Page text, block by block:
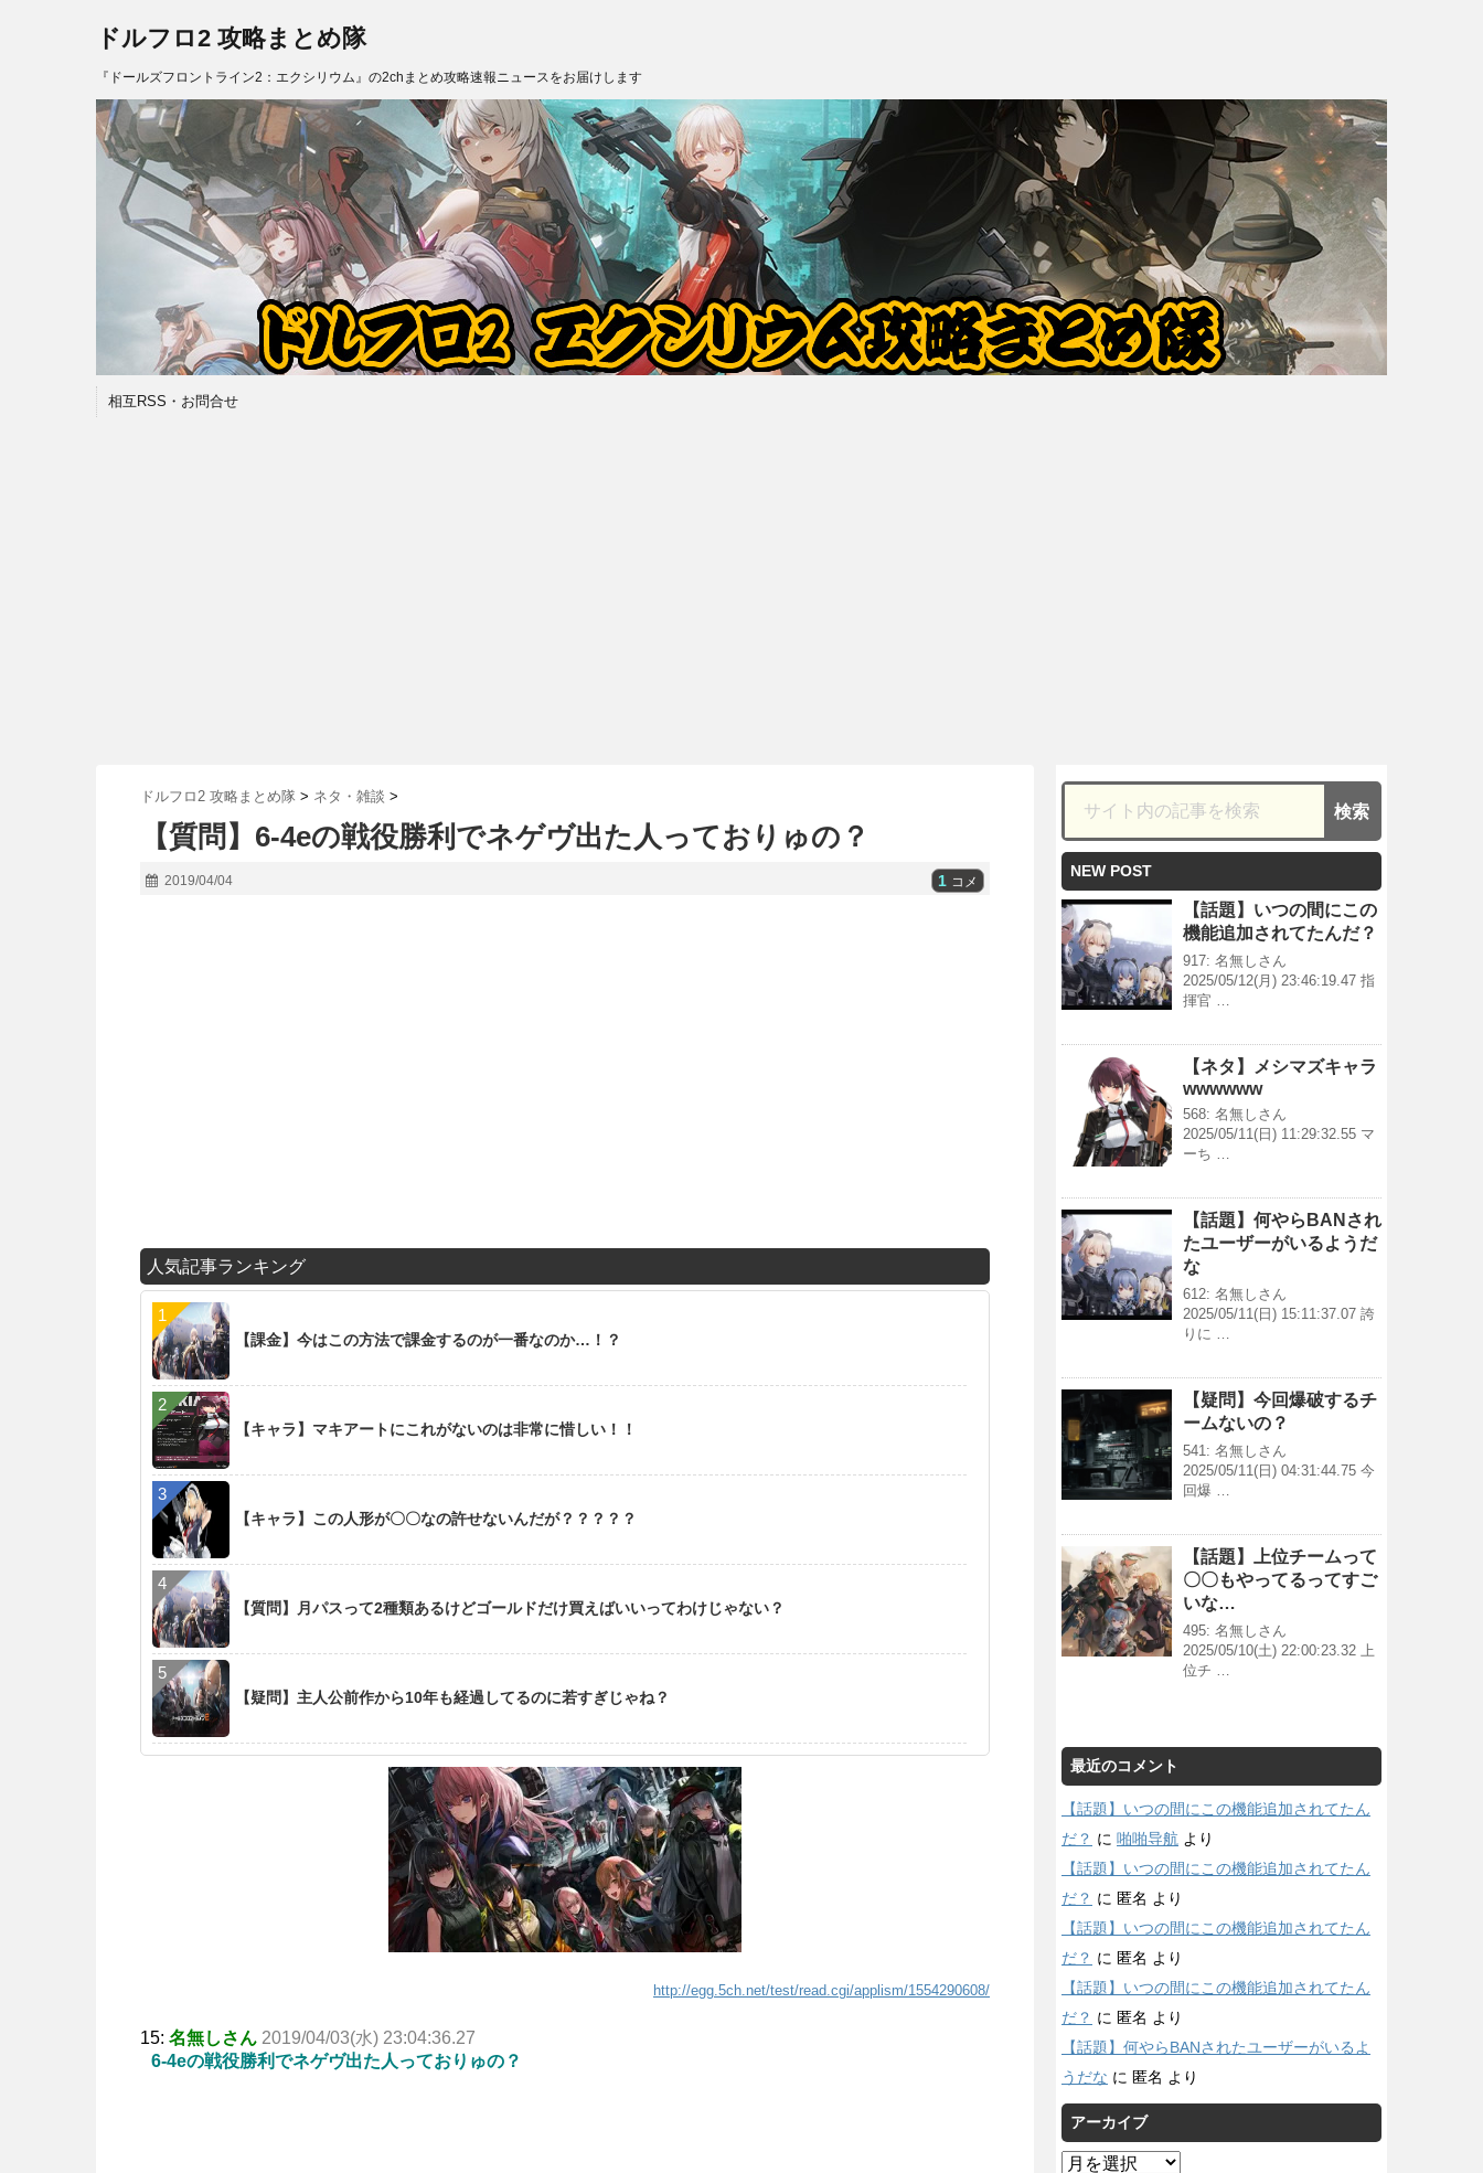
ドルフロ2 攻略まとめ隊
『ドールズフロントライン2：エクシリウム』の2chまとめ攻略速報ニュースをお届けします
相互RSS・お問合せ
ドルフロ2 攻略まとめ隊 > ネタ・雑談 >
【質問】6-4eの戦役勝利でネゲヴ出た人っておりゅの？
2019/04/04 1 コメ
人気記事ランキング
【課金】今はこの方法で課金するのが一番なのか…！？
【キャラ】マキアートにこれがないのは非常に惜しい！！
【キャラ】この人形が〇〇なの許せないんだが？？？？？
【質問】月パスって2種類あるけどゴールドだけ買えばいいってわけじゃない？
【疑問】主人公前作から10年も経過してるのに若すぎじゃね？
http://egg.5ch.net/test/read.cgi/applism/1554290608/
15: 名無しさん 2019/04/03(水) 23:04:36.27
6-4eの戦役勝利でネゲヴ出た人っておりゅの？
NEW POST
【話題】いつの間にこの
機能追加されてたんだ？
917: 名無しさん
2025/05/12(月) 23:46:19.47 指
揮官 …
【ネタ】メシマズキャラ
wwwwww
568: 名無しさん
2025/05/11(日) 11:29:32.55 マ
ーち …
【話題】何やらBANされ
たユーザーがいるようだ
な
612: 名無しさん
2025/05/11(日) 15:11:37.07 誇
りに …
【疑問】今回爆破するチ
ームないの？
541: 名無しさん
2025/05/11(日) 04:31:44.75 今
回爆 …
【話題】上位チームって
〇〇もやってるってすご
いな…
495: 名無しさん
2025/05/10(土) 22:00:23.32 上
位チ …
最近のコメント
【話題】いつの間にこの機能追加されてたん
だ？ に 啪啪导航 より
【話題】いつの間にこの機能追加されてたん
だ？ に 匿名 より
【話題】いつの間にこの機能追加されてたん
だ？ に 匿名 より
【話題】いつの間にこの機能追加されてたん
だ？ に 匿名 より
【話題】何やらBANされたユーザーがいるよ
うだな に 匿名 より
アーカイブ
ア